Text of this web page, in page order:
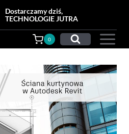
Dostarczamy dziś,
TECHNOLOGIE JUTRA
0